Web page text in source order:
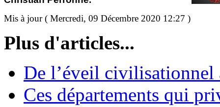
Mis à jour ( Mercredi, 09 Décembre 2020 12:27 )
Plus d'articles...
De l’éveil
Ces départements qui